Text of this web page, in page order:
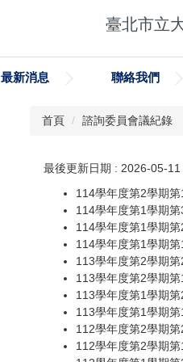
臺北市立
最新消息 聯絡我們
首頁 諮詢委員會議紀錄
最後更新日期 : 2026-05-11
114學年度第2學期
114學年度第1學期
114學年度第1學期
114學年度第1學期
113學年度第2學期
113學年度第2學期
113學年度第1學期
113學年度第1學期
112學年度第2學期
112學年度第2學期